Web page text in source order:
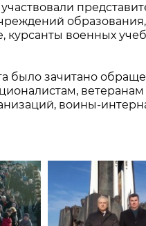
курсанты военных
было зачитано
воины-